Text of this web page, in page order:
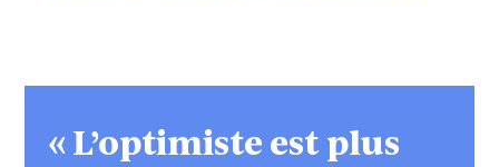
« L’optimiste est plus